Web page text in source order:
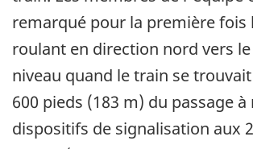
remarqué pour la première
roulant en direction nord vers le
niveau quand le train se
600 pieds (183 m) du passage à
dispositifs de signalisation aux